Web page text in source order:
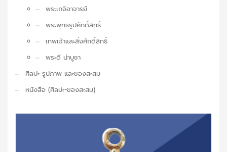
พระเกจิอาจารย์
พระพุทธรูปศักดิ์สิทธิ์
เทพเจ้าและสิ่งศักดิ์สิทธิ์
พระดี น่าบูชา
ศิลปะ รูปภาพ และของสะสม
หนังสือ (ศิลปะ-ของสะสม)